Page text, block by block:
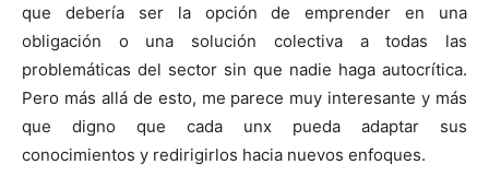
que debería ser la opción de emprender en una
obligación o una solución colectiva a todas las
problemáticas del sector sin que nadie haga autocrítica.
Pero más allá de esto, me parece muy interesante y más
que digno que cada unx pueda adaptar sus
conocimientos y redirigirlos hacia nuevos enfoques.